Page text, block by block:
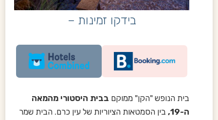
בידקו זמינות –
בית הנופש "הקן" ממוקם בבית היסטורי מהמאה
ה-19,
בין הסמטאות הציוריות של עין כרם. הבית שמר